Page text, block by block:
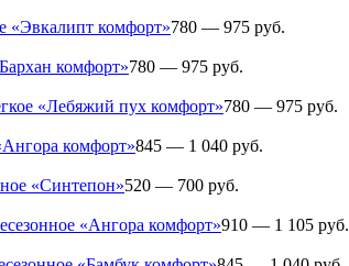
«Эвкалипт комфорт»780 — 975 руб.
комфорт»780 — 975 руб.
«Лебяжий пух комфорт»780 — 975 руб.
комфорт»845 — 1 040 руб.
«Синтепон»520 — 700 руб.
«Ангора комфорт»910 — 1 105 руб.